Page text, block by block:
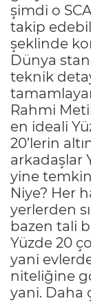
şimdi o
takip
şeklinde
Dünya
teknik
Rahmi
en ideali
20’lerin
arkadaşlar
yine
Niye? Her
yerlerden
bazen tali
Yüzde 20
yani
niteliğine
yani. Daha